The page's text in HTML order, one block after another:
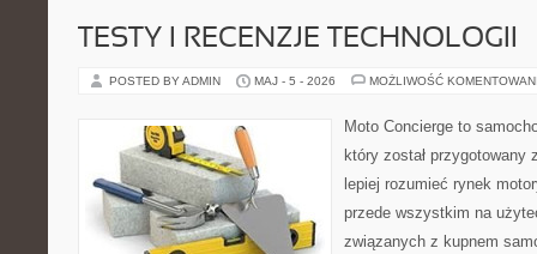
TESTY I RECENZJE TECHNOLOGII
POSTED BY ADMIN MAJ - 5 - 2026 MOŻLIWOŚĆ
Moto Concierge to
który został
lepiej rozumieć rynek
przede wszystkim na
związanych z kupnem